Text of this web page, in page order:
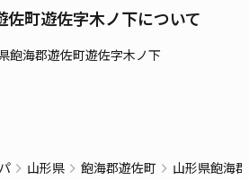
佐町遊佐字木ノ下について
飽海郡遊佐町遊佐字木ノ下
山形県 飽海郡遊佐町 山形県飽海